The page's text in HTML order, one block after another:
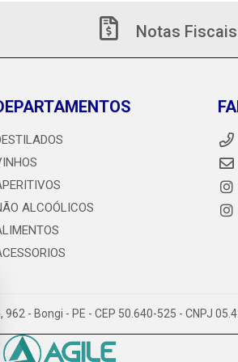
Notas Fiscais
ALCOÓLICOS
962 - Bongi - PE - CEP 50.640-525 - CNPJ